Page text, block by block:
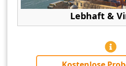
Lebhaft &